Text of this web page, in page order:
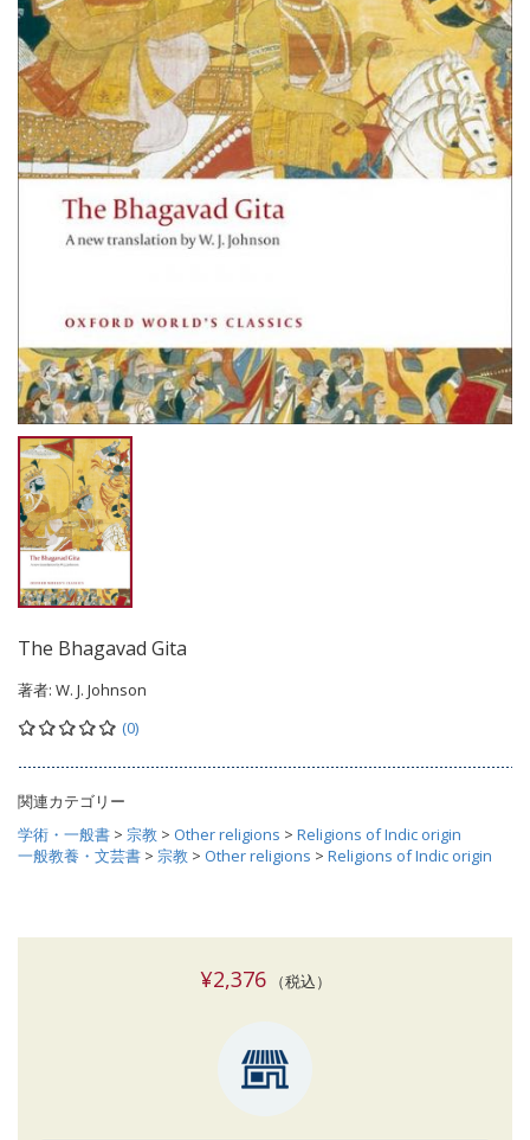
The Bhagavad Gita
著者: W. J. Johnson
(0)
関連カテゴリー
学術・一般書 > 宗教 > Other religions > Religions of Indic origin
一般教養・文芸書 > 宗教 > Other religions > Religions of Indic origin
¥2,376（税込）